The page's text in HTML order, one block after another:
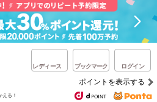
レディース ブックマーク ログイン
ポイントを表示する
える！